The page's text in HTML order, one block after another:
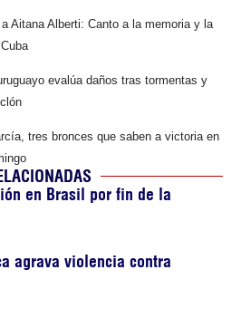
a Aitana Alberti: Canto a la memoria y la
evalúa daños tras tormentas y
tres bronces que saben a victoria en
en Brasil por fin de la
agrava violencia contra